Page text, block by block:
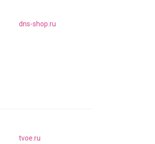
dns-shop.ru
tvoe.ru